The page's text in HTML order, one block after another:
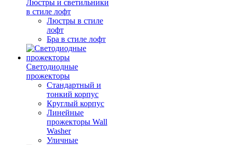
Люстры и светильники
в стиле лофт
Люстры в стиле
лофт
Бра в стиле лофт
Светодиодные
прожекторы
Стандартный и
тонкий корпус
Круглый корпус
Линейные
прожекторы Wall
Washer
Уличные